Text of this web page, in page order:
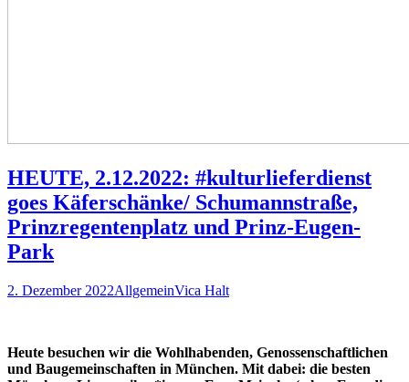
HEUTE, 2.12.2022: #kulturlieferdienst
goes Käferschänke/ Schumannstraße,
Prinzregentenplatz und Prinz-Eugen-
Park
2. Dezember 2022AllgemeinVica Halt
Heute besuchen wir die Wohlhabenden, Genossenschaftlichen
und Baugemeinschaften in München. Mit dabei: die besten